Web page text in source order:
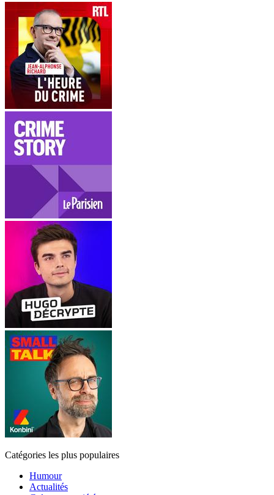
Catégories les plus populaires
Humour
Actualités